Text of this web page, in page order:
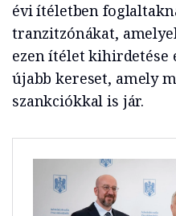
évi ítéletben
tranzitzónákat,
ezen ítélet kihirdetése
újabb kereset, amely
szankciókkal is jár.